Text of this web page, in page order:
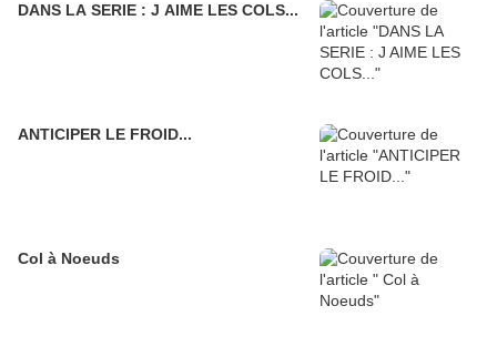
DANS LA SERIE : J AIME LES COLS...
ANTICIPER LE FROID...
Col à Noeuds